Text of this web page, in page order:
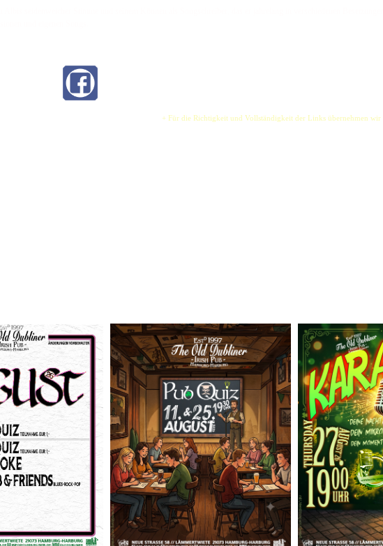
+ Für die Richtigkeit und Vollständigkeit der Links übernehmen